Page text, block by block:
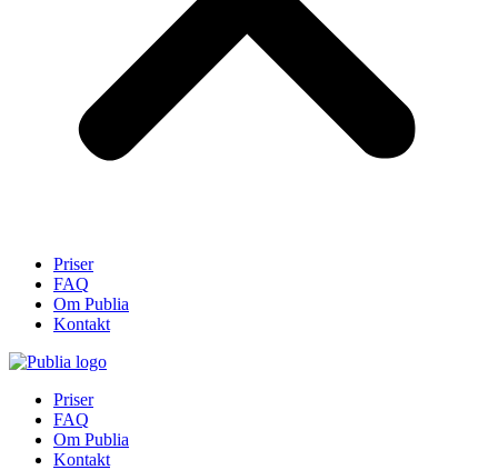
Priser
FAQ
Om Publia
Kontakt
Priser
FAQ
Om Publia
Kontakt